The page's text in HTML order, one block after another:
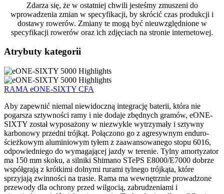
Zdarza się, że w ostatniej chwili jesteśmy zmuszeni do
wprowadzenia zmian w specyfikacji, by skrócić czas produkcji i
dostawy rowerów. Zmiany te mogą być nieuwzględnione w
specyfikacji rowerów oraz ich zdjęciach na stronie internetowej.
Atrybuty kategorii
RAMA eONE-SIXTY CFA
Aby zapewnić niemal niewidoczną integrację baterii, która nie
pogarsza sztywności ramy i nie dodaje zbędnych gramów, eONE-
SIXTY został wyposażony w niezwykle wytrzymały i sztywny
karbonowy przedni trójkąt. Połączono go z agresywnym enduro-
ścieżkowym aluminiowym tyłem z zaawansowanego stopu 6016,
odpowiedniego do wymagającej jazdy w terenie. Tylny amortyzator
ma 150 mm skoku, a silniki Shimano STePS E8000/E7000 dobrze
współgrają z krótkimi dolnymi rurami tylnego trójkąta, które
sprzyjają zwinności na trasie. Rama ma wewnętrznie prowadzone
przewody dla ochrony przed wilgocią, zabrudzeniami i